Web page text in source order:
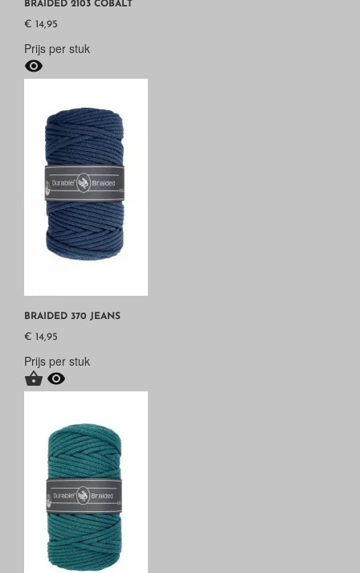
BRAIDED 2103 COBALT
€ 14,95
Prijs per stuk

BRAIDED 370 JEANS
€ 14,95
Prijs per stuk
 